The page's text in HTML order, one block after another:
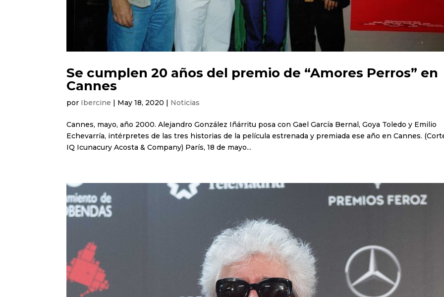
Se cumplen 20 años del premio de “Amores Perros” en
Cannes
por Ibercine | May 18, 2020 | Noticias
Cannes, mayo, año 2000. Alejandro González Iñárritu posa con Gael García Bernal, Goya Toledo y Emilio
Echevarría, intérpretes de las tres historias de la película estrenada y premiada ese año en Cannes.
IQ Icunacury Acosta & Company) París, 18 de mayo...